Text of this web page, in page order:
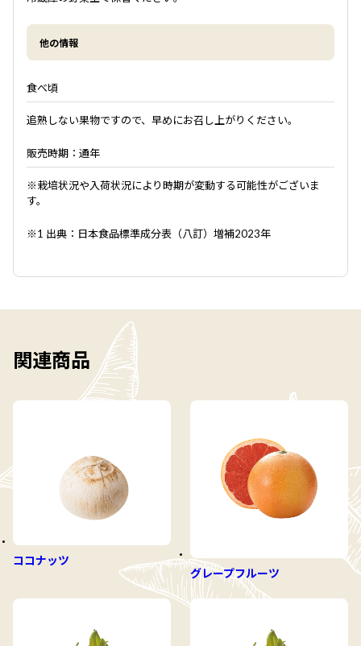
他の情報
食べ頃
追熟しない果物ですので、早めにお召し上がりください。
販売時期：通年
※栽培状況や入荷状況により時期が変動する可能性がございま
す。
※1 出典：日本食品標準成分表（八訂）増補2023年
関連商品
ココナッツ
グレープフルーツ